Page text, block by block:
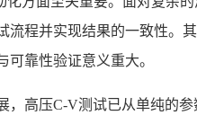
程并实现结果的一致性。
靠性验证意义重大。
，高压C-V测试已从单纯的